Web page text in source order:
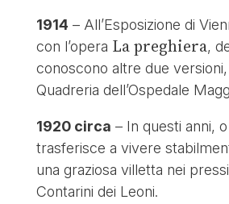
1914 – All’Esposizione di
con l’opera La preghiera,
conoscono altre due
Quadreria dell’Ospedale
1920 circa – In questi anni,
trasferisce a vivere
una graziosa villetta nei
Contarini dei Leoni.